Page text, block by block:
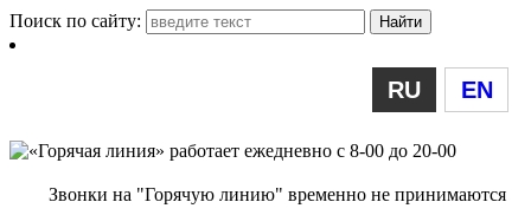
Поиск по сайту:
RU EN
Звонки на "Горячую линию" временно не принимаются